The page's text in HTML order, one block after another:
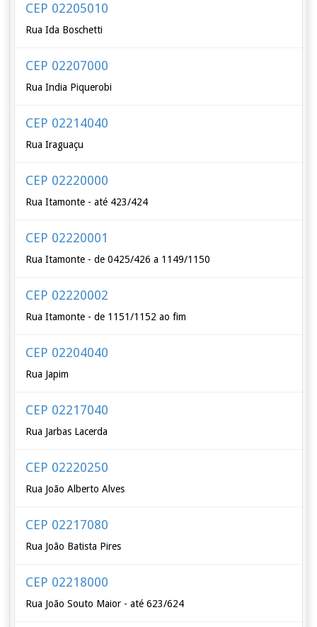
CEP 02205010
Rua Ida Boschetti
CEP 02207000
Rua India Piquerobi
CEP 02214040
Rua Iraguaçu
CEP 02220000
Rua Itamonte - até 423/424
CEP 02220001
Rua Itamonte - de 0425/426 a 1149/1150
CEP 02220002
Rua Itamonte - de 1151/1152 ao fim
CEP 02204040
Rua Japim
CEP 02217040
Rua Jarbas Lacerda
CEP 02220250
Rua João Alberto Alves
CEP 02217080
Rua João Batista Pires
CEP 02218000
Rua João Souto Maior - até 623/624